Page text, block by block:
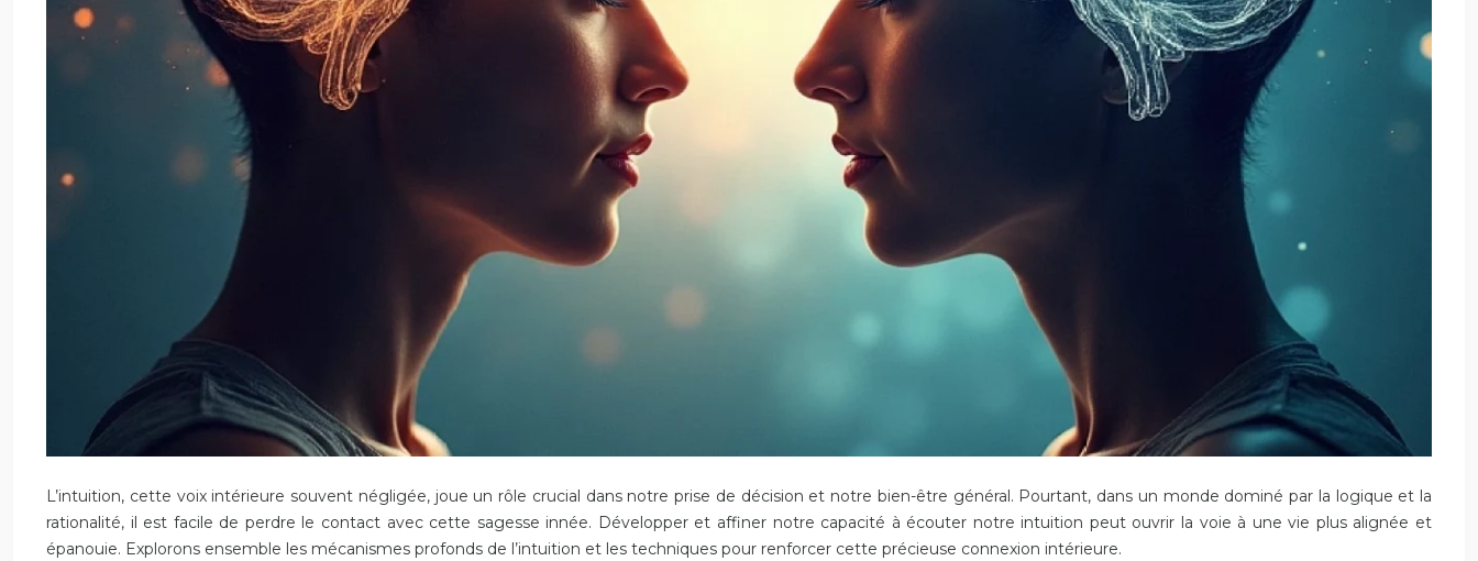
L’intuition, cette voix intérieure souvent négligée, joue un rôle crucial dans notre prise de décision et notre bien-être général. Pourtant, dans un monde dominé par la logique et la
rationalité, il est facile de perdre le contact avec cette sagesse innée. Développer et affiner notre capacité à écouter notre intuition peut ouvrir la voie à une vie plus alignée et
épanouie. Explorons ensemble les mécanismes profonds de l’intuition et les techniques pour renforcer cette précieuse connexion intérieure.